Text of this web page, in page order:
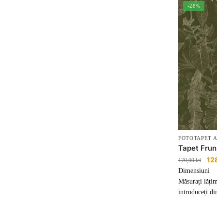
-28%
FOTOTAPET
Tapet
179,00lei
a
Dimensiuni
Măsurați
introduceți